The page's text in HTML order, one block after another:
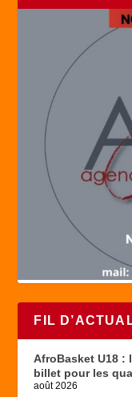
FIL
AfroBasket U18 :
billet pour les
août 2026